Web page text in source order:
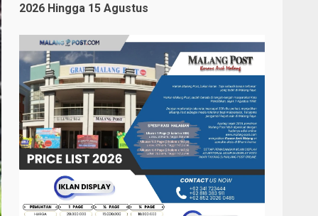
2026 Hingga 15 Agustus